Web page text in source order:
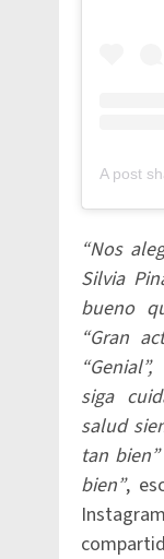
“Nos
Silvia
bueno
“Gran
siga
salud
tan bien”
bien”,